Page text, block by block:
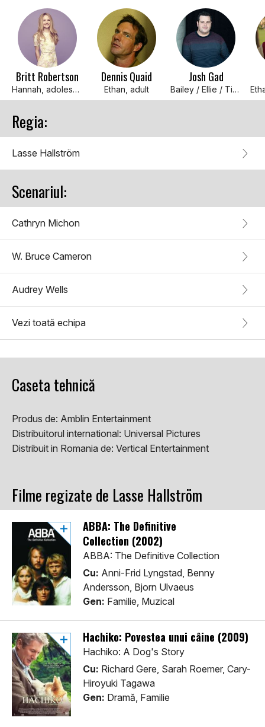
Britt Robertson
Hannah, adolescentă
Dennis Quaid
Ethan, adult
Josh Gad
Bailey / Ellie / Tino / Buddy (voce)
Regia:
Lasse Hallström
Scenariul:
Cathryn Michon
W. Bruce Cameron
Audrey Wells
Vezi toată echipa
Caseta tehnică
Produs de: Amblin Entertainment
Distribuitorul international: Universal Pictures
Distribuit in Romania de: Vertical Entertainment
Filme regizate de Lasse Hallström
ABBA: The Definitive
Collection (2002)
ABBA: The Definitive Collection
Cu: Anni-Frid Lyngstad, Benny
Andersson, Bjorn Ulvaeus
Gen: Familie, Muzical
Hachiko: Povestea unui câine (2009)
Hachiko: A Dog's Story
Cu: Richard Gere, Sarah Roemer, Cary-
Hiroyuki Tagawa
Gen: Dramă, Familie